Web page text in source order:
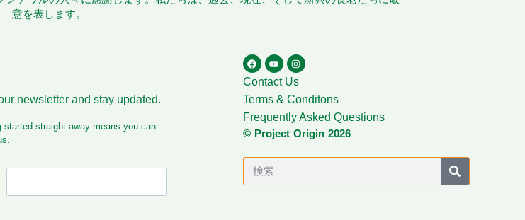
意を表します。
Contact Us
Terms & Conditons
Frequently Asked Questions
© Project Origin 2026